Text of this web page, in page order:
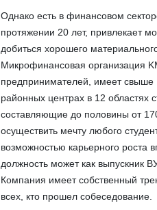
Однако есть в финансовом
протяжении 20 лет, привлекает
добиться хорошего
Микрофинансовая организация
предпринимателей, имеет свыше
районных центрах в 12 областях
составляющие до половины от
осуществить мечту любого
возможностью карьерного роста
должность может как выпускник
Компания имеет собственный
всех, кто прошел собеседование.